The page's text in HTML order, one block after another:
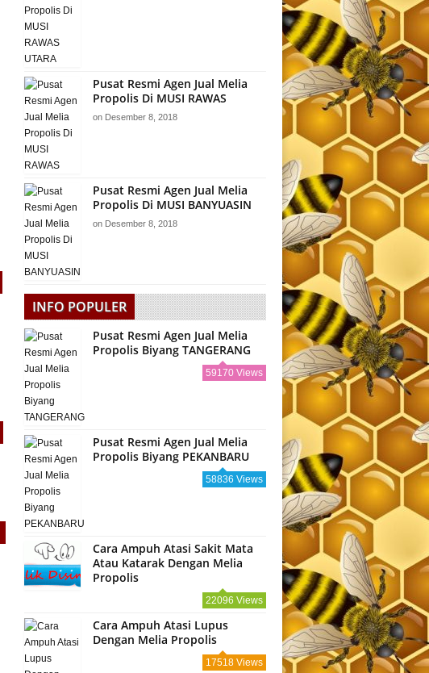
Pusat Resmi Agen Jual Melia
Propolis Di MUSI RAWAS
on Desember 8, 2018
Pusat Resmi Agen Jual Melia
Propolis Di MUSI BANYUASIN
on Desember 8, 2018
INFO POPULER
Pusat Resmi Agen Jual Melia
Propolis Biyang TANGERANG
59170 Views
Pusat Resmi Agen Jual Melia
Propolis Biyang PEKANBARU
58836 Views
Cara Ampuh Atasi Sakit Mata
Atau Katarak Dengan Melia
Propolis
22096 Views
Cara Ampuh Atasi Lupus
Dengan Melia Propolis
17518 Views